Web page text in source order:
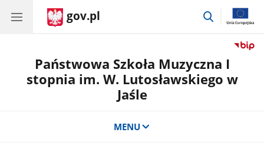
gov.pl
przejdź
Państwowa Szkoła Muzyczna I
stopnia im. W. Lutosławskiego w
Jaśle
MENU